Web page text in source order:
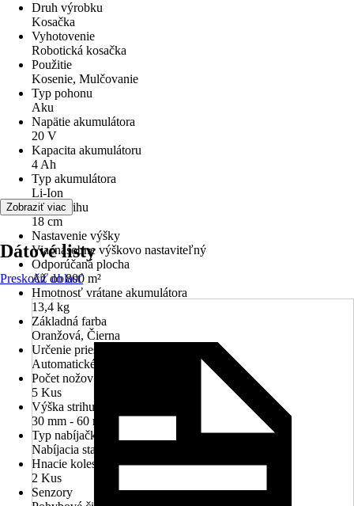
Druh výrobku
Kosačka
Vyhotovenie
Robotická kosačka
Použitie
Kosenie, Mulčovanie
Typ pohonu
Aku
Napätie akumulátora
20 V
Kapacita akumulátoru
4 Ah
Typ akumulátora
Li-Ion
Šírka strihu
18 cm
Nastavenie výšky
Viacnásobne výškovo nastaviteľný
Odporúčaná plocha
Až do 800 m²
Hmotnosť vrátane akumulátora
13,4 kg
Základná farba
Oranžová, Čierna
Určenie priestoru na sekanie
Automatické rozpoznanie trávy
Počet nožov
5 Kus
Výška strihu min - max.
30 mm - 60 mm
Typ nabíjačky
Nabíjacia stanica
Hnacie kolesá
2 Kus
Senzory
Zobraziť viac
Dátové listy
Preskočiť oblasť